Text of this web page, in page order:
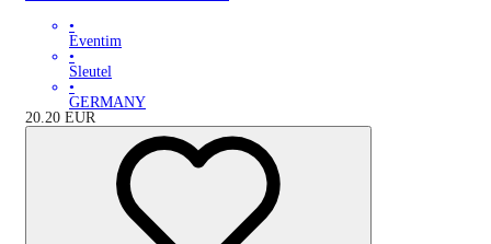
•
Eventim
•
Sleutel
•
GERMANY
20.20 EUR